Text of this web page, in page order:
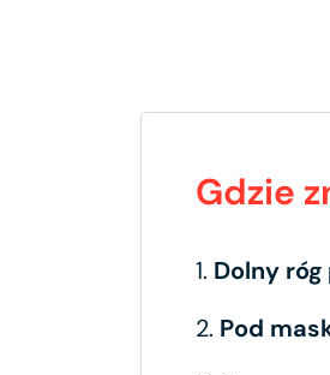
Gdzie
1. Dolny
2. Pod